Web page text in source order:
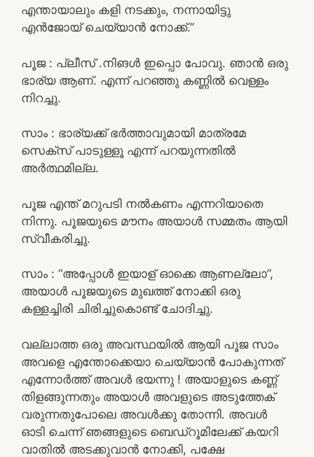
എന്തായാലും കളി നടക്കും, നന്നായിട്ടു
എൻജോയ് ചെയ്യാൻ നോക്ക്.”
പൂജ : പ്ലീസ് .നിങൾ ഇപ്പൊ പോവു. ഞാൻ ഒരു
ഭാര്യ ആണ്. എന്ന് പറഞ്ഞു കണ്ണിൽ വെള്ളം
നിറച്ചു.
സാം : ഭാര്യക്ക് ഭർത്താവുമായി മാത്രമേ
സെക്സ് പാടുള്ളൂ എന്ന് പറയുന്നതിൽ
അർത്ഥമില്ല.
പൂജ എന്ത് മറുപടി നൽകണം എന്നറിയാതെ
നിന്നു. പൂജയുടെ മൗനം അയാൾ സമ്മതം ആയി
സ്വീകരിച്ചു.
സാം : “അപ്പോൾ ഇയാള് ഓക്കെ ആണല്ലോ”,
അയാൾ പൂജയുടെ മുഖത്ത് നോക്കി ഒരു
കള്ളച്ചിരി ചിരിച്ചുകൊണ്ട് ചോദിച്ചു.
വല്ലാത്ത ഒരു അവസ്ഥയിൽ ആയി പൂജ സാം
അവളെ എന്തോക്കെയാ ചെയ്യാൻ പോകുന്നത്
എന്നോർത്ത് അവൾ ഭയന്നു ! അയാളുടെ കണ്ണ്
തിളങ്ങുന്നതും അയാൾ അവളുടെ അടുത്തേക്
വരുന്നതുപോലെ അവൾക്കു തോന്നി. അവൾ
ഓടി ചെന്ന് ഞങ്ങളുടെ ബെഡ്റൂമിലേക്ക് കയറി
വാതിൽ അടക്കുവാൻ നോക്കി, പക്ഷേ